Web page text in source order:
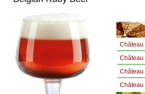
Château
Château
Château